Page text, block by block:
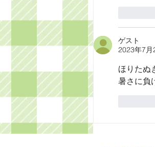
ゲスト
2023年7月
ほりたぬ
暑さに